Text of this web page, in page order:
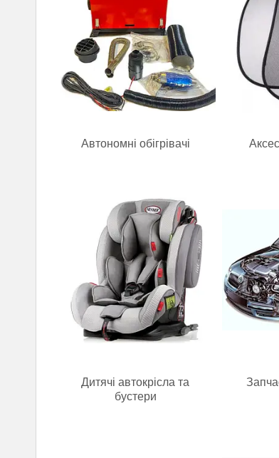
Автономні обігрівачі
Дитячі автокрісла та
бустери